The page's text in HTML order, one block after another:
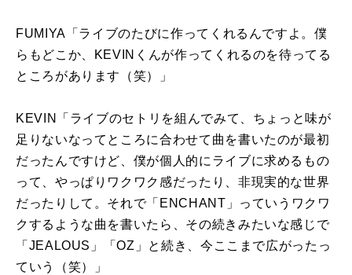
FUMIYA「ライブのたびに作ってくれるんですよ。僕
らもどこか、
KEVIN くんが作ってくれるのを待ってる
ところがあります（笑）」
KEVIN「ライブのセトリを組んでみて、ちょっと味が
足りないなってところに合わせて曲を書いたのが最初
だったんですけど、僕が個人的にライブに求めるもの
って、やっぱりワクワク感だったり、非現実的な世界
だったりして。それで「 ENCHANT 」っていうワクワ
クするような曲を書いたら、その続きみたいな感じで
「 JEALOUS 」「OZ 」と続き、今ここまで広がったっ
ていう（笑）」